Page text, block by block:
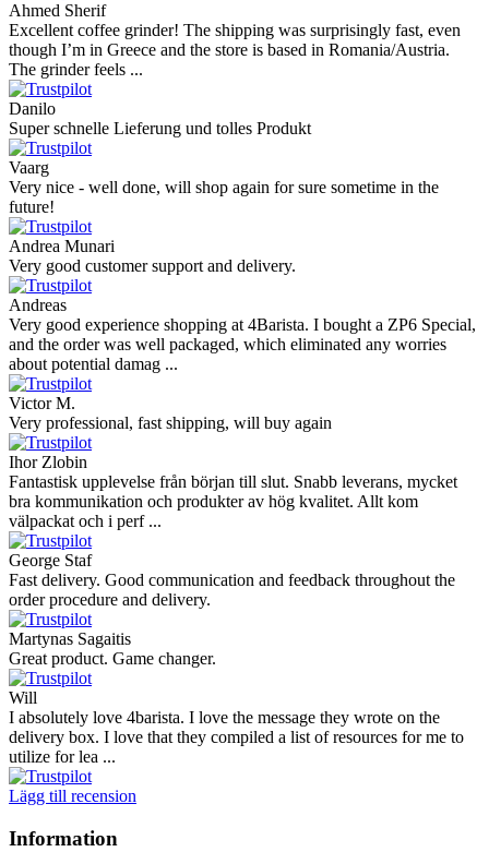
Ahmed Sherif
Excellent coffee grinder! The shipping was surprisingly fast, even
though I’m in Greece and the store is based in Romania/Austria.
The grinder feels ...
Danilo
Super schnelle Lieferung und tolles Produkt
Vaarg
Very nice - well done, will shop again for sure sometime in the
future!
Andrea Munari
Very good customer support and delivery.
Andreas
Very good experience shopping at 4Barista. I bought a ZP6 Special,
and the order was well packaged, which eliminated any worries
about potential damag ...
Victor M.
Very professional, fast shipping, will buy again
Ihor Zlobin
Fantastisk upplevelse från början till slut. Snabb leverans, mycket
bra kommunikation och produkter av hög kvalitet. Allt kom
välpackat och i perf ...
George Staf
Fast delivery. Good communication and feedback throughout the
order procedure and delivery.
Martynas Sagaitis
Great product. Game changer.
Will
I absolutely love 4barista. I love the message they wrote on the
delivery box. I love that they compiled a list of resources for me to
utilize for lea ...
Lägg till recension
Information